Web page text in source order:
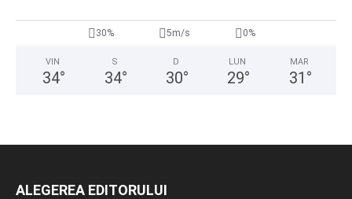
30% 5m/s 0%
VIN
34°
S
34°
D
30°
LUN
29°
MAR
31 °
ALEGEREA EDITORULUI